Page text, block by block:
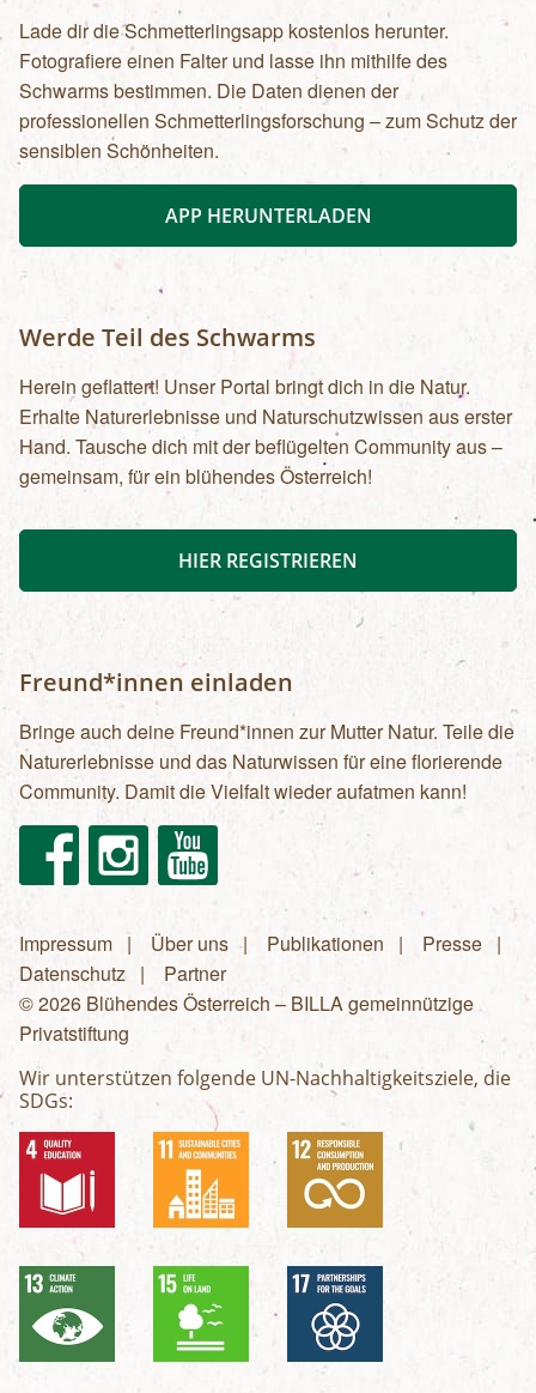
Lade dir die Schmetterlingsapp kostenlos herunter.
Fotografiere einen Falter und lasse ihn mithilfe des
Schwarms bestimmen. Die Daten dienen der
professionellen Schmetterlingsforschung – zum Schutz der
sensiblen Schönheiten.
APP HERUNTERLADEN
Werde Teil des Schwarms
Herein geflattert! Unser Portal bringt dich in die Natur.
Erhalte Naturerlebnisse und Naturschutzwissen aus erster
Hand. Tausche dich mit der beflügelten Community aus –
gemeinsam, für ein blühendes Österreich!
HIER REGISTRIEREN
Freund*innen einladen
Bringe auch deine Freund*innen zur Mutter Natur. Teile die
Naturerlebnisse und das Naturwissen für eine florierende
Community. Damit die Vielfalt wieder aufatmen kann!
FacebookInstagram Youtube
Fußzeilenmenü
Impressum Über uns Publikationen
Presse
Datenschutz
Partner
© 2026 Blühendes Österreich – BILLA gemeinnützige
Privatstiftung
Wir unterstützen folgende UN-Nachhaltigkeitsziele, die
SDGs: